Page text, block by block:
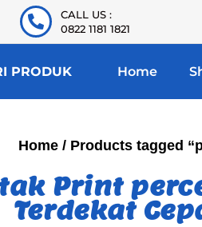
CALL US :
0822 1181 1821
PRODUK Home
Home/ Products tagged
Print
Terdekat